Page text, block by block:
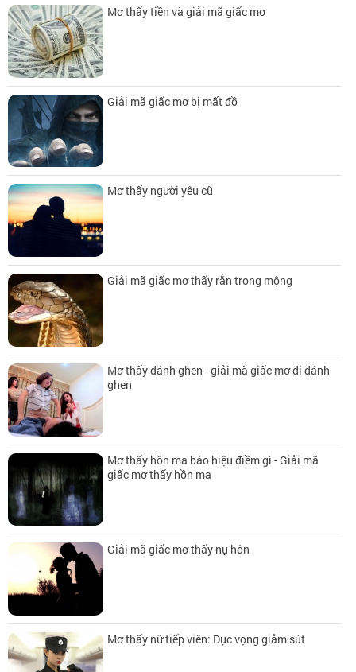
Mơ thấy tiền và giải mã giấc mơ
Giải mã giấc mơ bị mất đồ
Mơ thấy người yêu cũ
Giải mã giấc mơ thấy rắn trong mộng
Mơ thấy đánh ghen - giải mã giấc mơ đi đánh
ghen
Mơ thấy hồn ma báo hiệu điềm gì - Giải mã
giấc mơ thấy hồn ma
Giải mã giấc mơ thấy nụ hôn
Mơ thấy nữ tiếp viên: Dục vọng giảm sút